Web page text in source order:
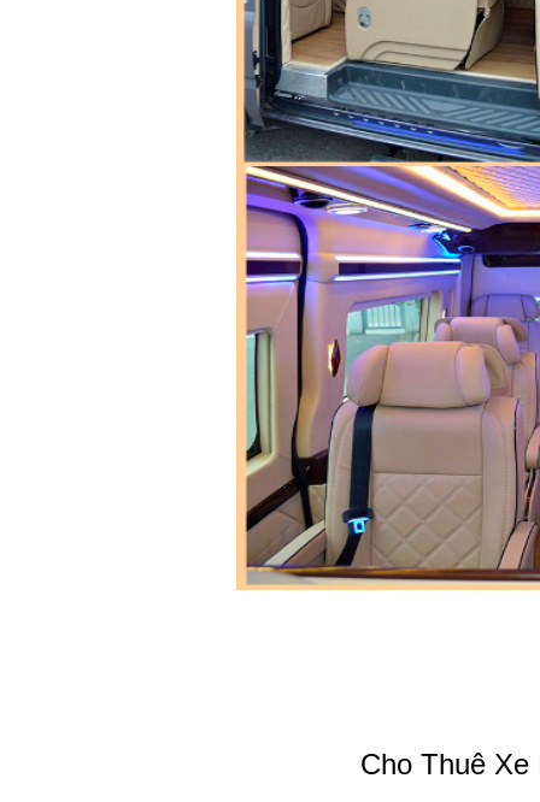
Cho Thuê Xe